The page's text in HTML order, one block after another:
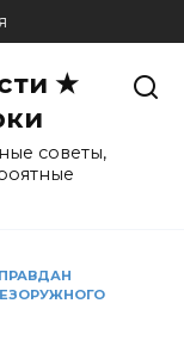
★
советы,